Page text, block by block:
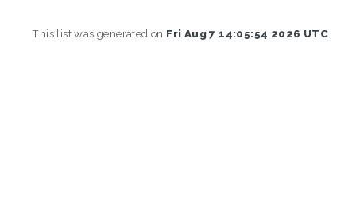
This list was generated on Fri Aug 7 14:05:54 2026 UTC.